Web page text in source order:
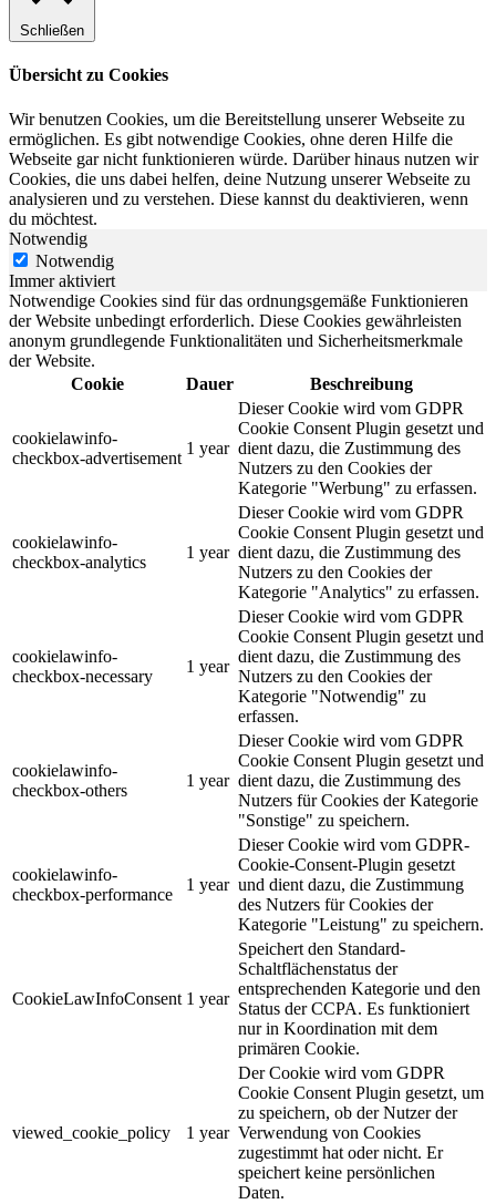
Schließen
Übersicht zu Cookies
Wir benutzen Cookies, um die Bereitstellung unserer Webseite zu
ermöglichen. Es gibt notwendige Cookies, ohne deren Hilfe die
Webseite gar nicht funktionieren würde. Darüber hinaus nutzen wir
Cookies, die uns dabei helfen, deine Nutzung unserer Webseite zu
analysieren und zu verstehen. Diese kannst du deaktivieren, wenn
du möchtest.
Notwendig
Notwendig
Immer aktiviert
Notwendige Cookies sind für das ordnungsgemäße Funktionieren
der Website unbedingt erforderlich. Diese Cookies gewährleisten
anonym grundlegende Funktionalitäten und Sicherheitsmerkmale
der Website.
Cookie
Dauer Beschreibung
cookielawinfo-
checkbox-advertisement
1 year
Dieser Cookie wird vom GDPR
Cookie Consent Plugin gesetzt und
dient dazu, die Zustimmung des
Nutzers zu den Cookies der
Kategorie "Werbung" zu erfassen.
cookielawinfo-
checkbox-analytics
1 year
Dieser Cookie wird vom GDPR
Cookie Consent Plugin gesetzt und
dient dazu, die Zustimmung des
Nutzers zu den Cookies der
Kategorie "Analytics" zu erfassen.
cookielawinfo-
checkbox-necessary
1 year
Dieser Cookie wird vom GDPR
Cookie Consent Plugin gesetzt und
dient dazu, die Zustimmung des
Nutzers zu den Cookies der
Kategorie "Notwendig" zu
erfassen.
cookielawinfo-
checkbox-others
1 year
Dieser Cookie wird vom GDPR
Cookie Consent Plugin gesetzt und
dient dazu, die Zustimmung des
Nutzers für Cookies der Kategorie
"Sonstige" zu speichern.
cookielawinfo-
checkbox-performance
1 year
Dieser Cookie wird vom GDPR-
Cookie-Consent-Plugin gesetzt
und dient dazu, die Zustimmung
des Nutzers für Cookies der
Kategorie "Leistung" zu speichern.
CookieLawInfoConsent 1 year
Speichert den Standard-
Schaltflächenstatus der
entsprechenden Kategorie und den
Status der CCPA. Es funktioniert
nur in Koordination mit dem
primären Cookie.
viewed_cookie_policy 1 year
Der Cookie wird vom GDPR
Cookie Consent Plugin gesetzt, um
zu speichern, ob der Nutzer der
Verwendung von Cookies
zugestimmt hat oder nicht. Er
speichert keine persönlichen
Daten.